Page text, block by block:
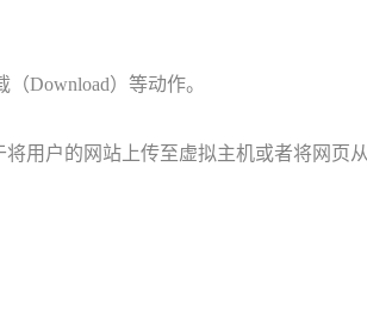
Download）等动作。
用户的网站上传至虚拟主机或者将网页